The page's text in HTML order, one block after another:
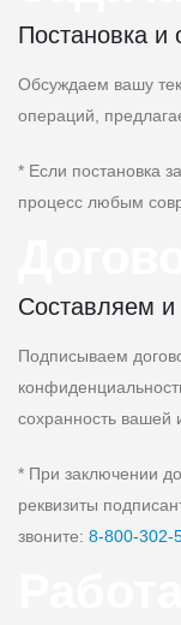
Постановка и
Обсуждаем вашу
операций,
* Если постановка
процесс любым
Составляем и
Подписываем
сохранность
* При заключении
реквизиты
звоните: